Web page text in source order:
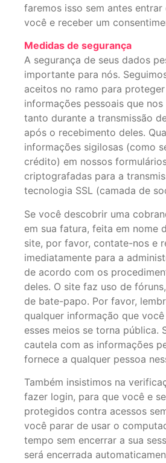
faremos isso sem antes
você e receber um
Medidas de segurança
A segurança de seus dados
importante para nós.
aceitos no ramo para proteger
informações pessoais que
tanto durante a transmissão
após o recebimento deles.
informações sigilosas (como
crédito) em nossos
criptografadas para a
tecnologia SSL (camada de
Se você descobrir uma
em sua fatura, feita em nome
site, por favor, contate-nos e
imediatamente para a
de acordo com os
deles. O site faz uso de
de bate-papo. Por favor,
qualquer informação que
esses meios se torna pública.
cautela com as informações
fornece a qualquer pessoa
Também insistimos na
fazer login, para que você e
protegidos contra acessos
você parar de usar o
tempo sem encerrar a sua
será encerrada